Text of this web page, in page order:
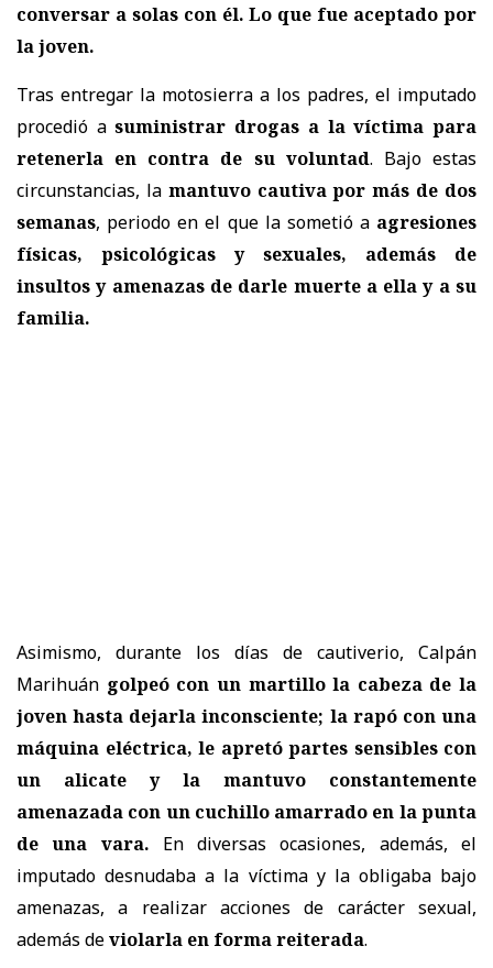
conversar a solas con él. Lo que fue aceptado por
la joven.
Tras entregar la motosierra a los padres, el imputado
procedió asuministrar drogas a la víctima para
retenerla en contra de su voluntad. Bajo estas
circunstancias, la mantuvo cautiva por más de dos
semanas, periodo en el que la sometió a agresiones
físicas, psicológicas y sexuales, además de
insultos y amenazas de darle muerte a ella y a su
familia.
Asimismo, durante los días de cautiverio, Calpán
Marihuán golpeó con un martillo la cabeza de la
joven hasta dejarla inconsciente; la rapó con una
máquina eléctrica, le apretó partes sensibles con
un alicate y la mantuvo constantemente
amenazada con un cuchillo amarrado en la punta
de una vara. En diversas ocasiones, además, el
imputado desnudaba a la víctima y la obligaba bajo
amenazas, a realizar acciones de carácter sexual,
además deviolarla en forma reiterada.